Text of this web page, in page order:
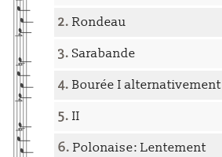
2. Rondeau
3. Sarabande
4. Bourée I alternativement
5. II
6. Polonaise: Lentement